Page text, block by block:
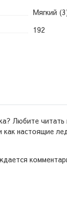
Мягкий
192
Любите
настоящие